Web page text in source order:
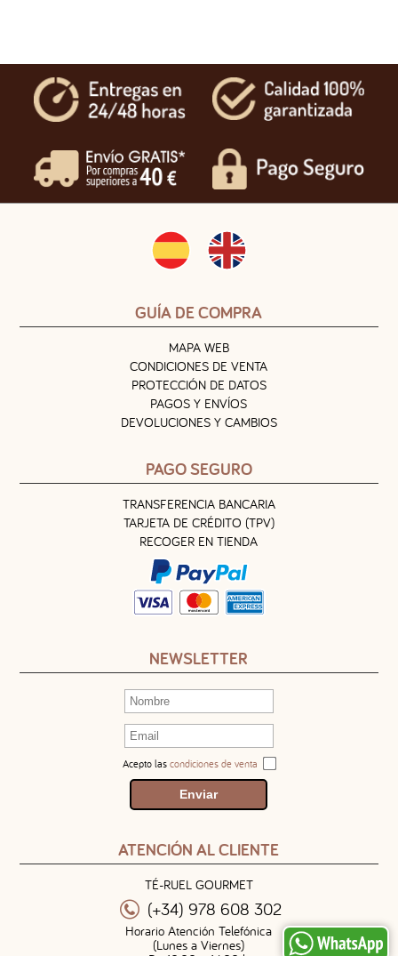
GUÍA DE COMPRA
MAPA WEB
CONDICIONES DE VENTA
PROTECCIÓN DE DATOS
PAGOS Y ENVÍOS
DEVOLUCIONES Y CAMBIOS
PAGO SEGURO
TRANSFERENCIA BANCARIA
TARJETA DE CRÉDITO (TPV)
RECOGER EN TIENDA
NEWSLETTER
Acepto las condiciones de venta
ATENCIÓN AL CLIENTE
TÉ-RUEL GOURMET
(+34) 978 608 302
Horario Atención Telefónica
(Lunes a Viernes)